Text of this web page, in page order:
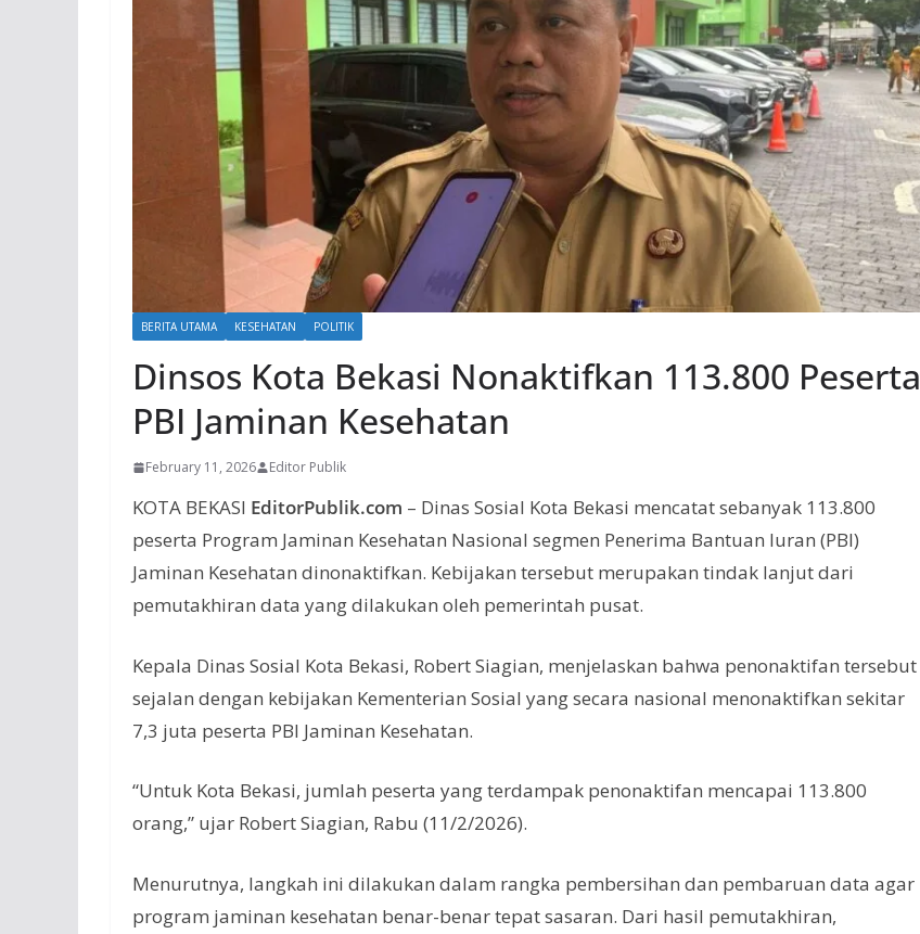
BERITA UTAMA KESEHATAN POLITIK
Dinsos Kota Bekasi Nonaktifkan 113.800 Peserta
PBI Jaminan Kesehatan
February 11, 2026 Editor Publik
KOTA BEKASI EditorPublik.com – Dinas Sosial Kota Bekasi mencatat sebanyak 113.800
peserta Program Jaminan Kesehatan Nasional segmen Penerima Bantuan Iuran (PBI)
Jaminan Kesehatan dinonaktifkan. Kebijakan tersebut merupakan tindak lanjut dari
pemutakhiran data yang dilakukan oleh pemerintah pusat.
Kepala Dinas Sosial Kota Bekasi, Robert Siagian, menjelaskan bahwa penonaktifan tersebut
sejalan dengan kebijakan Kementerian Sosial yang secara nasional menonaktifkan sekitar
7,3 juta peserta PBI Jaminan Kesehatan.
“Untuk Kota Bekasi, jumlah peserta yang terdampak penonaktifan mencapai 113.800
orang,” ujar Robert Siagian, Rabu (11/2/2026).
Menurutnya, langkah ini dilakukan dalam rangka pembersihan dan pembaruan data agar
program jaminan kesehatan benar-benar tepat sasaran. Dari hasil pemutakhiran,